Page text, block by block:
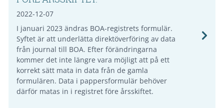
2022-12-07
I januari 2023 ändras BOA-registrets formulär.
Syftet är att underlätta direktöverföring av data
från journal till BOA. Efter förändringarna
kommer det inte längre vara möjligt att på ett
korrekt sätt mata in data från de gamla
formulären. Data i pappersformulär behöver
därför matas in i registret före årsskiftet.